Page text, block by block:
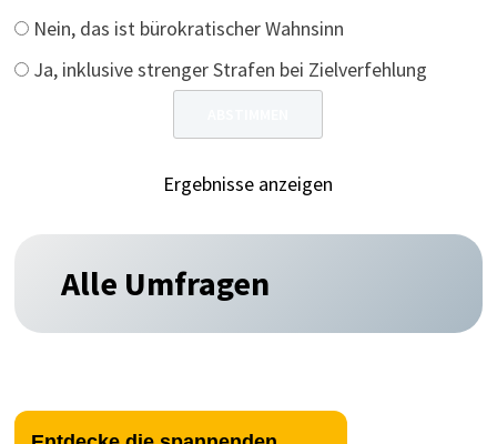
Nein, das ist bürokratischer Wahnsinn
Ja, inklusive strenger Strafen bei Zielverfehlung
Ergebnisse anzeigen
Alle Umfragen